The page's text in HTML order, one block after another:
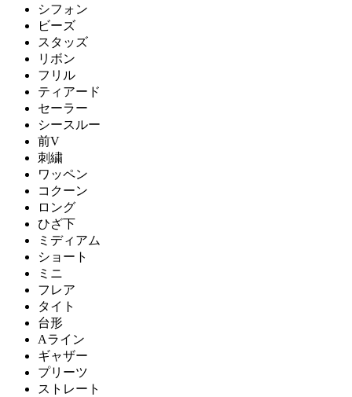
シフォン
ビーズ
スタッズ
リボン
フリル
ティアード
セーラー
シースルー
前V
刺繍
ワッペン
コクーン
ロング
ひざ下
ミディアム
ショート
ミニ
フレア
タイト
台形
Aライン
ギャザー
プリーツ
ストレート